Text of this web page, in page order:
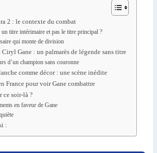
2 : le contexte du combat
titre intérimaire et pas le titre principal ?
qui monte de division
Ciryl Gane : un palmarès de légende sans titre
d’un champion sans couronne
comme décor : une scène inédite
France pour voir Gane combattre
ce soir-là ?
en faveur de Gane
: